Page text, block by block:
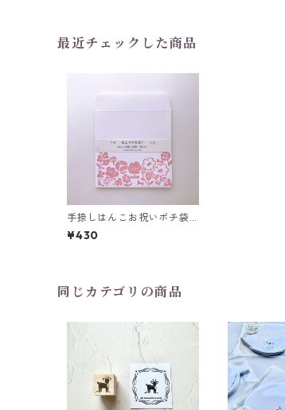
最近チェックした商品
手捺しはんこお祝いポチ袋
「花たちのお祝い」
¥430
同じカテゴリの商品